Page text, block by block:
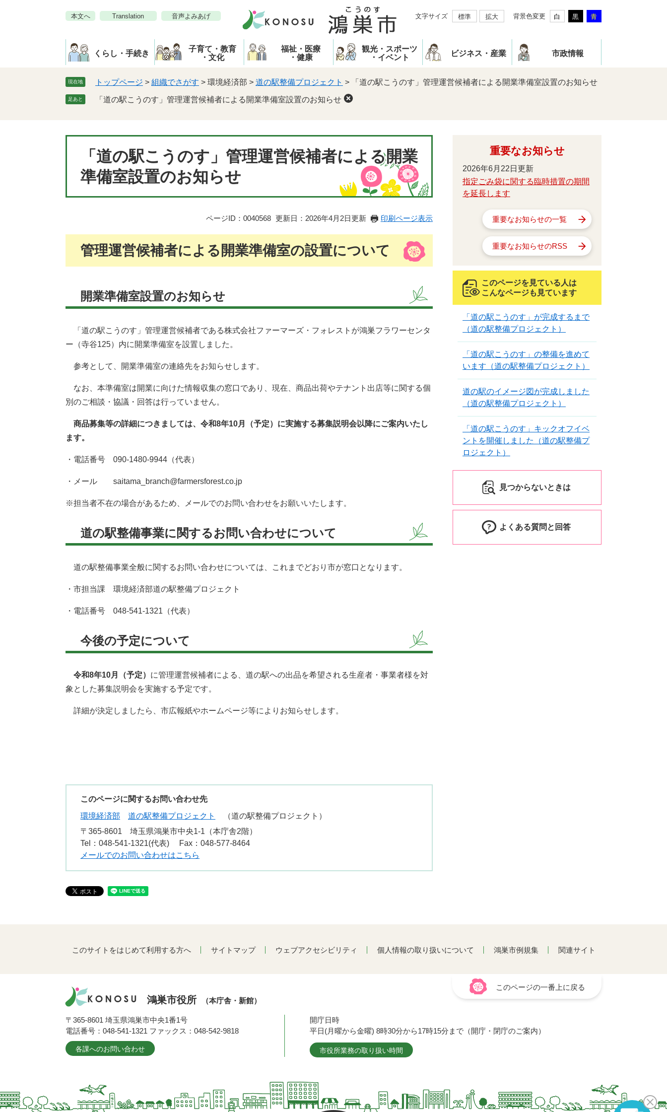
本文へ Translation 音声よみあげ 文字サイズ 標準 拡大 背景色変更 白 黒 青
くらし・手続き
子育て・教育
・文化
福祉・医療
・健康
観光・スポーツ
・イベント
ビジネス・産業 市政情報
現在地 トップページ > 組織でさがす > 環境経済部 > 道の駅整備プロジェクト > 「道の駅こうのす」管理運営候補者による開業準備室設置のお知らせ
足あと 「道の駅こうのす」管理運営候補者による開業準備室設置のお知らせ
「道の駅こうのす」管理運営候補者による開業
準備室設置のお知らせ
ページID：0040568 更新日：2026年4月2日更新 印刷ページ表示
管理運営候補者による開業準備室の設置について
開業準備室設置のお知らせ
「道の駅こうのす」管理運営候補者である株式会社ファーマーズ・フォレストが鴻巣フラワーセンタ
ー（寺谷125）内に開業準備室を設置しました。
参考として、開業準備室の連絡先をお知らせします。
なお、本準備室は開業に向けた情報収集の窓口であり、現在、商品出荷やテナント出店等に関する個
別のご相談・協議・回答は行っていません。
商品募集等の詳細につきましては、令和8年10月（予定）に実施する募集説明会以降にご案内いたし
ます。
・電話番号 090-1480-9944（代表）
・メール saitama_branch@farmersforest.co.jp
※担当者不在の場合があるため、メールでのお問い合わせをお願いいたします。
道の駅整備事業に関するお問い合わせについて
道の駅整備事業全般に関するお問い合わせについては、これまでどおり市が窓口となります。
・市担当課 環境経済部道の駅整備プロジェクト
・電話番号 048-541-1321（代表）
今後の予定について
令和8年10月（予定） に管理運営候補者による、道の駅への出品を希望される生産者・事業者様を対
象とした募集説明会を実施する予定です。
詳細が決定しましたら、市広報紙やホームページ等によりお知らせします。
このページに関するお問い合わせ先
環境経済部
道の駅整備プロジェクト
道の駅整備プロジェクト
〒365-8601
埼玉県鴻巣市中央1-1（本庁舎2階）
Tel：048-541-1321(代表)
Fax：048-577-8464
メールでのお問い合わせはこちら
重要なお知らせ
2026年6月22日更新
指定ごみ袋に関する臨時措置の期間
を延長します
重要なお知らせの一覧
重要なお知らせのRSS
このページを見ている人は
こんなページも見ています
「道の駅こうのす」が完成するまで
（道の駅整備プロジェクト）
「道の駅こうのす」の整備を進めて
います（道の駅整備プロジェクト）
道の駅のイメージ図が完成しました
（道の駅整備プロジェクト）
「道の駅こうのす」キックオフイベ
ントを開催しました（道の駅整備プ
ロジェクト）
見つからないときは
よくある質問と回答
このサイトをはじめて利用する方へ サイトマップ ウェブアクセシビリティ 個人情報の取り扱いについて 鴻巣市例規集 関連サイト
このページの一番上に戻る
鴻巣市役所 （本庁舎・新館）
〒365-8601 埼玉県鴻巣市中央1番1号
電話番号：048-541-1321 ファックス：048-542-9818
各課へのお問い合わせ
開庁日時
平日(月曜から金曜) 8時30分から17時15分まで（開庁・閉庁のご案内）
市役所業務の取り扱い時間